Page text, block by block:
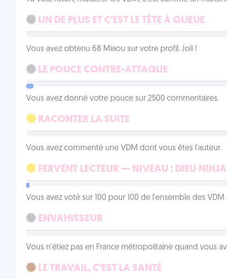
UN DE PLUS ET C'EST LE TÊTE À QUEUE
Vous avez obtenu 68 Miaou sur votre profil. Joli !
LE POUCE CONTRE-ATTAQUE
Vous avez donné votre pouce sur 2500 commentaires.
RACONTER LA SUITE
Vous avez commenté une VDM dont vous êtes l'auteur.
FERVENT LECTEUR — NIVEAU : DIEU NINJA
Vous avez voté sur 100 pour 100 de l'ensemble des VDM
ENVAHISSEUR
Vous n'étiez pas en France métropolitaine quand vous
LE TRAVAIL, C'EST LA SANTÉ